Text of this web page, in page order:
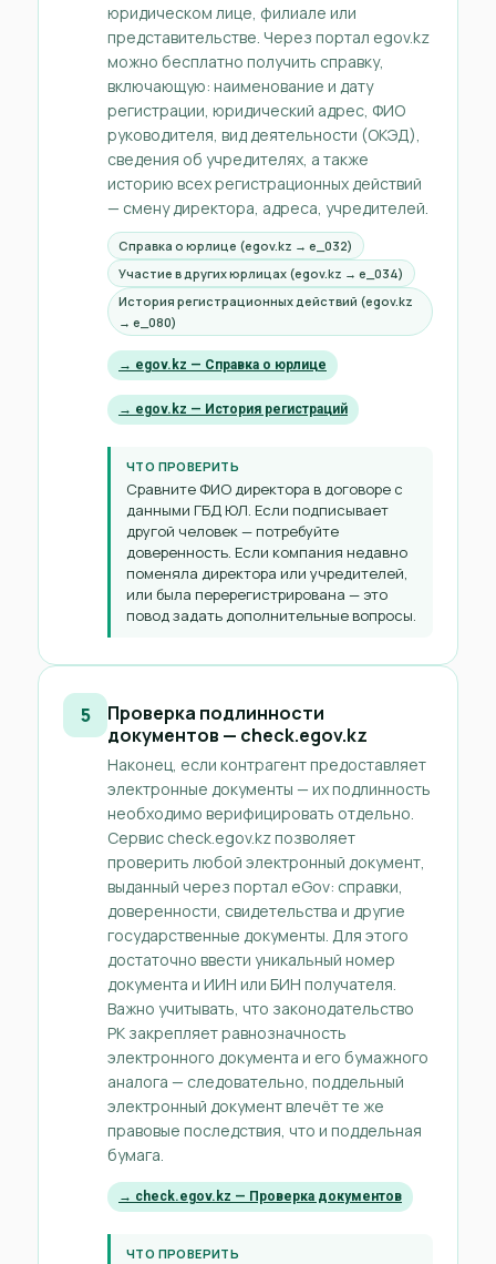
юридическом лице, филиале или
представительстве. Через портал egov.kz
можно бесплатно получить справку,
включающую: наименование и дату
регистрации, юридический адрес, ФИО
руководителя, вид деятельности (ОКЭД),
сведения об учредителях, а также
историю всех регистрационных действий
— смену директора, адреса, учредителей.
Справка о юрлице (egov.kz → e_032)
Участие в других юрлицах (egov.kz → e_034)
История регистрационных действий (egov.kz
→ e_080)
→ egov.kz — Справка о юрлице
→ egov.kz — История регистраций
ЧТО ПРОВЕРИТЬ
Сравните ФИО директора в договоре с
данными ГБД ЮЛ. Если подписывает
другой человек — потребуйте
доверенность. Если компания недавно
поменяла директора или учредителей,
или была перерегистрирована — это
повод задать дополнительные вопросы.
5
Проверка подлинности
документов — check.egov.kz
Наконец, если контрагент предоставляет
электронные документы — их подлинность
необходимо верифицировать отдельно.
Сервис check.egov.kz позволяет
проверить любой электронный документ,
выданный через портал eGov: справки,
доверенности, свидетельства и другие
государственные документы. Для этого
достаточно ввести уникальный номер
документа и ИИН или БИН получателя.
Важно учитывать, что законодательство
РК закрепляет равнозначность
электронного документа и его бумажного
аналога — следовательно, поддельный
электронный документ влечёт те же
правовые последствия, что и поддельная
бумага.
→ check.egov.kz — Проверка документов
ЧТО ПРОВЕРИТЬ